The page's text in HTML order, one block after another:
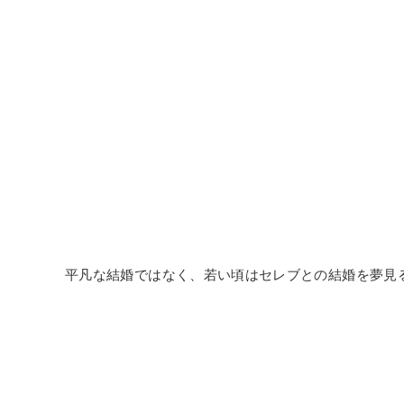
平凡な結婚ではなく、若い頃はセレブとの結婚を夢見